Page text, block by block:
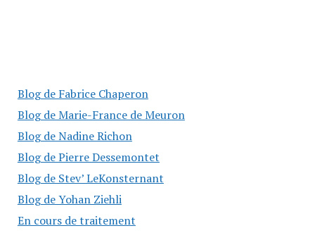
Blog de Fabrice Chaperon
Blog de Marie-France de Meuron
Blog de Nadine Richon
Blog de Pierre Dessemontet
Blog de Stev’ LeKonsternant
Blog de Yohan Ziehli
En cours de traitement